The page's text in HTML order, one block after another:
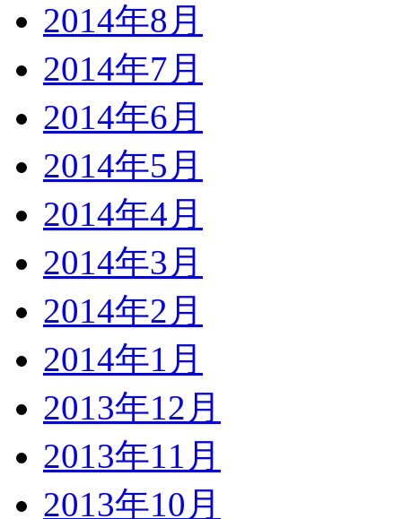
2014年8月
2014年7月
2014年6月
2014年5月
2014年4月
2014年3月
2014年2月
2014年1月
2013年12月
2013年11月
2013年10月